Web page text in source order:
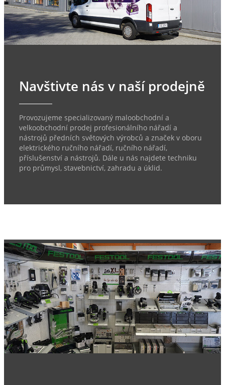
Navštivte nás v naší prodejně
Provozujeme specializovaný maloobchodní a
velkoobchodní prodej profesionálního nářadí a
nástrojů předních světových výrobců a značek v oboru
elektrického ručního nářadí, ručního nářadí,
příslušenství a nástrojů. Dále u nás najdete techniku
pro průmysl, stavebnictví, zahradu a úklid.